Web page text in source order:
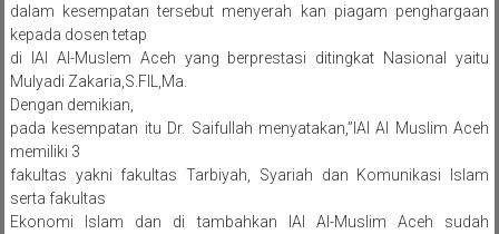
dalam kesempatan tersebut menyerah kan piagam penghargaan
kepada dosen tetap
di IAI Al-Muslem Aceh yang berprestasi ditingkat Nasional yaitu
Mulyadi Zakaria,S.FIL,Ma.
Dengan demikian,
pada kesempatan itu Dr. Saifullah menyatakan,”IAI Al Muslim Aceh
memiliki 3
fakultas yakni fakultas Tarbiyah, Syariah dan Komunikasi Islam
serta fakultas
Ekonomi Islam dan di tambahkan IAI Al-Muslim Aceh sudah